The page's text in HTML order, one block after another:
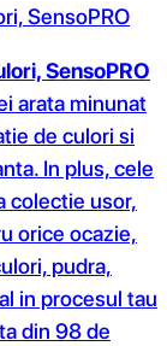
SensoPRO
SensoPRO
arata minunat
de culori si
In plus, cele
colectie usor,
orice ocazie,
pudra,
in procesul tau
din 98 de